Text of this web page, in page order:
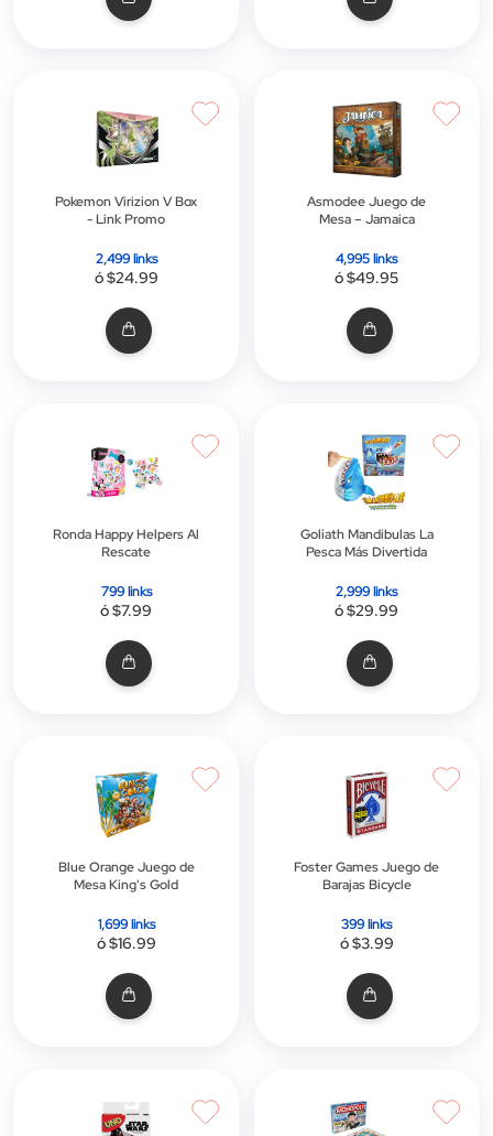
Pokemon Virizion V Box
- Link Promo
2,499 links
ó $24.99
Asmodee Juego de
Mesa – Jamaica
4,995 links
ó $49.95
Ronda Happy Helpers Al
Rescate
799 links
ó $7.99
Goliath Mandibulas La
Pesca Más Divertida
2,999 links
ó $29.99
Blue Orange Juego de
Mesa King's Gold
1,699 links
ó $16.99
Foster Games Juego de
Barajas Bicycle
399 links
ó $3.99